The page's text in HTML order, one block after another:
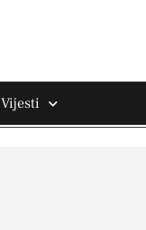
Vijesti